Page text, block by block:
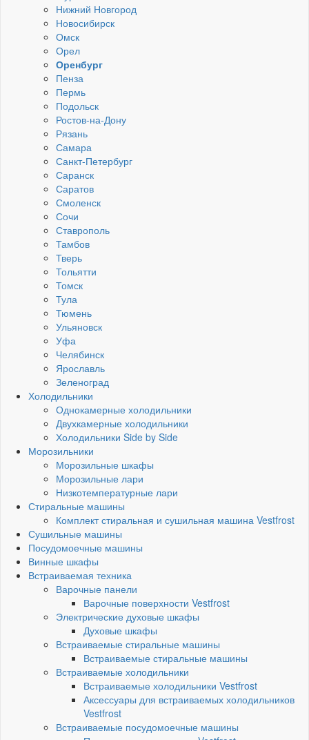
Нижний Новгород
Новосибирск
Омск
Орел
Оренбург
Пенза
Пермь
Подольск
Ростов-на-Дону
Рязань
Самара
Санкт-Петербург
Саранск
Саратов
Смоленск
Сочи
Ставрополь
Тамбов
Тверь
Тольятти
Томск
Тула
Тюмень
Ульяновск
Уфа
Челябинск
Ярославль
Зеленоград
Холодильники
Однокамерные холодильники
Двухкамерные холодильники
Холодильники Side by Side
Морозильники
Морозильные шкафы
Морозильные лари
Низкотемпературные лари
Стиральные машины
Комплект стиральная и сушильная машина Vestfrost
Сушильные машины
Посудомоечные машины
Винные шкафы
Встраиваемая техника
Варочные панели
Варочные поверхности Vestfrost
Электрические духовые шкафы
Духовые шкафы
Встраиваемые стиральные машины
Встраиваемые стиральные машины
Встраиваемые холодильники
Встраиваемые холодильники Vestfrost
Аксессуары для встраиваемых холодильников
Vestfrost
Встраиваемые посудомоечные машины